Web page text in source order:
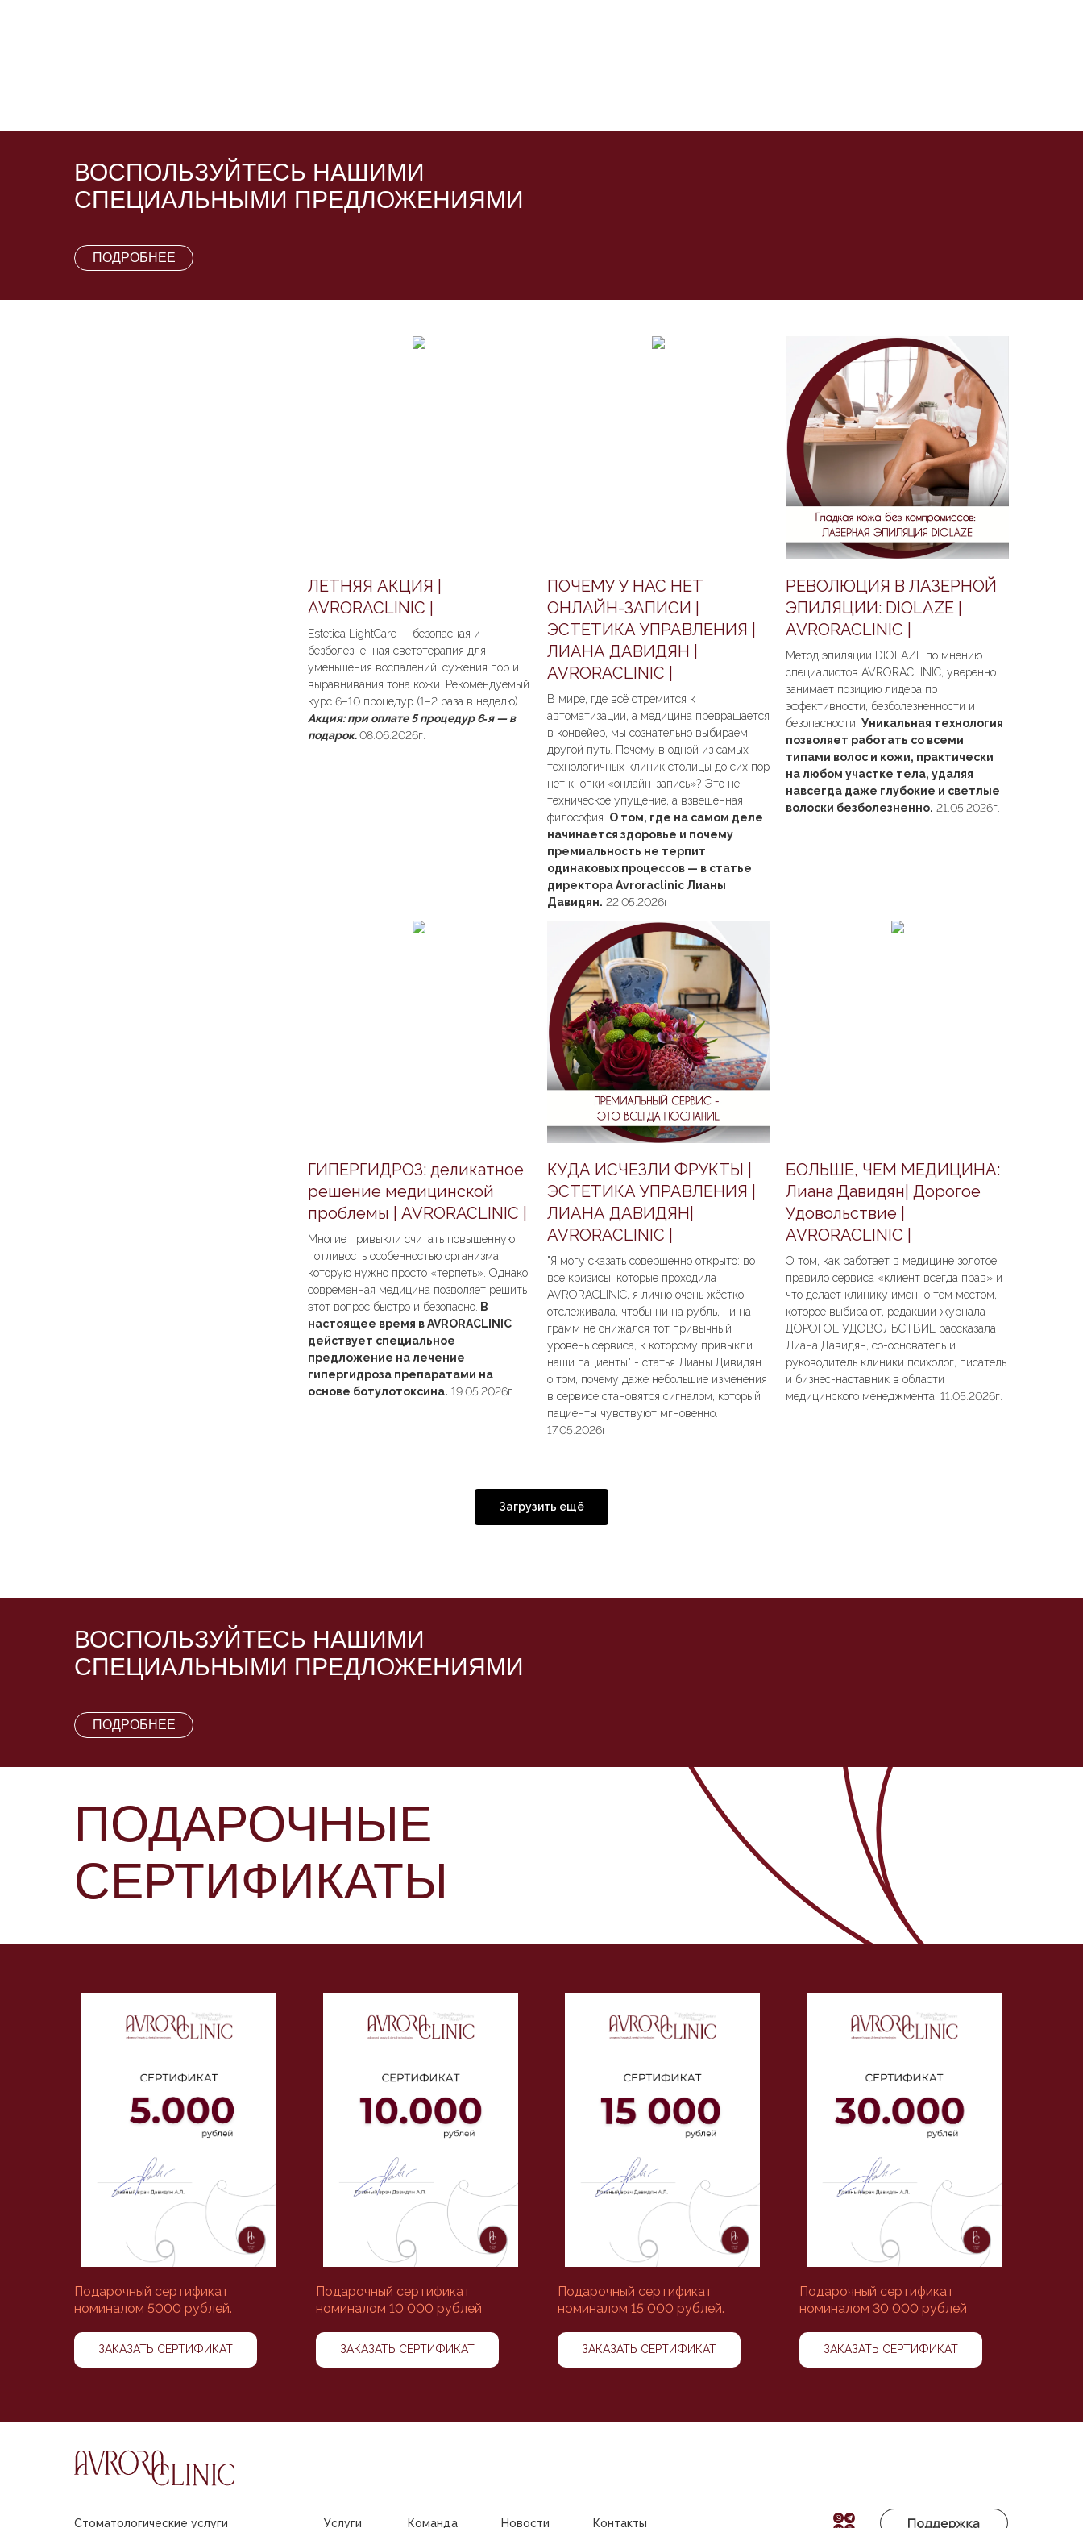
ВОСПОЛЬЗУЙТЕСЬ НАШИМИ
СПЕЦИАЛЬНЫМИ ПРЕДЛОЖЕНИЯМИ
ПОДРОБНЕЕ
ЛЕТНЯЯ АКЦИЯ |
AVRORACLINIC |
Estetica LightCare — безопасная и
безболезненная светотерапия для
уменьшения воспалений, сужения пор и
выравнивания тона кожи. Рекомендуемый
курс 6–10 процедур (1–2 раза в неделю).
Акция: при оплате 5 процедур 6‑я — в
подарок.08.06.2026г.
ПОЧЕМУ У НАС НЕТ
ОНЛАЙН-ЗАПИСИ |
ЭСТЕТИКА УПРАВЛЕНИЯ |
ЛИАНА ДАВИДЯН |
AVRORACLINIC |
В мире, где всё стремится к
автоматизации, а медицина превращается
в конвейер, мы сознательно выбираем
другой путь. Почему в одной из самых
технологичных клиник столицы до сих пор
нет кнопки «онлайн-запись»? Это не
техническое упущение, а взвешенная
философия. О том, где на самом деле
начинается здоровье и почему
премиальность не терпит
одинаковых процессов — в статье
директора Avroraclinic Лианы
Давидян. 22.05.2026г.
РЕВОЛЮЦИЯ В ЛАЗЕРНОЙ
ЭПИЛЯЦИИ: DIOLAZE |
AVRORACLINIC |
Метод эпиляции DIOLAZE по мнению
специалистов AVRORACLINIC, уверенно
занимает позицию лидера по
эффективности, безболезненности и
безопасности.Уникальная технология
позволяет работать со всеми
типами волос и кожи, практически
на любом участке тела, удаляя
навсегда даже глубокие и светлые
волоски безболезненно. 21.05.2026г.
ГИПЕРГИДРОЗ: деликатное
решение медицинской
проблемы | AVRORACLINIC |
Многие привыкли считать повышенную
потливость особенностью организма,
которую нужно просто «терпеть». Однако
современная медицина позволяет решить
этот вопрос быстро и безопасно. В
настоящее время в AVRORACLINIC
действует специальное
предложение на лечение
гипергидроза препаратами на
основе ботулотоксина. 19.05.2026г.
КУДА ИСЧЕЗЛИ ФРУКТЫ |
ЭСТЕТИКА УПРАВЛЕНИЯ |
ЛИАНА ДАВИДЯН|
AVRORACLINIC |
"Я могу сказать совершенно открыто: во
все кризисы, которые проходила
AVRORACLINIC, я лично очень жёстко
отслеживала, чтобы ни на рубль, ни на
грамм не снижался тот привычный
уровень сервиса, к которому привыкли
наши пациенты" - статья Лианы Дивидян
о том, почему даже небольшие изменения
в сервисе становятся сигналом, который
пациенты чувствуют мгновенно.
17.05.2026г.
БОЛЬШЕ, ЧЕМ МЕДИЦИНА:
Лиана Давидян| Дорогое
Удовольствие |
AVRORACLINIC |
О том, как работает в медицине золотое
правило сервиса «клиент всегда прав» и
что делает клинику именно тем местом,
которое выбирают, редакции журнала
ДОРОГОЕ УДОВОЛЬСТВИЕ рассказала
Лиана Давидян, со-основатель и
руководитель клиники психолог, писатель
и бизнес-наставник в области
медицинского менеджмента. 11.05.2026г.
Загрузить ещё
ВОСПОЛЬЗУЙТЕСЬ НАШИМИ
СПЕЦИАЛЬНЫМИ ПРЕДЛОЖЕНИЯМИ
ПОДРОБНЕЕ
ПОДАРОЧНЫЕ
СЕРТИФИКАТЫ
Подарочный сертификат
номиналом 5000 рублей.
ЗАКАЗАТЬ СЕРТИФИКАТ
Подарочный сертификат
номиналом 10 000 рублей
ЗАКАЗАТЬ СЕРТИФИКАТ
Подарочный сертификат
номиналом 15 000 рублей.
ЗАКАЗАТЬ СЕРТИФИКАТ
Подарочный сертификат
номиналом 30 000 рублей
ЗАКАЗАТЬ СЕРТИФИКАТ
Стоматологические услуги Услуги Команда Новости Контакты